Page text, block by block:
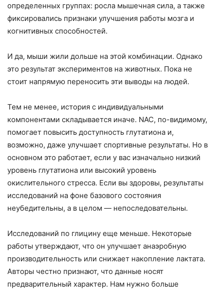
определенных группах: росла мышечная сила, а также
фиксировались признаки улучшения работы мозга и
когнитивных способностей.
И да, мыши жили дольше на этой комбинации. Однако
это результат экспериментов на животных. Пока не
стоит напрямую переносить эти выводы на людей.
Тем не менее, история с индивидуальными
компонентами складывается иначе. NAC, по-видимому,
помогает повысить доступность глутатиона и,
возможно, даже улучшает спортивные результаты. Но в
основном это работает, если у вас изначально низкий
уровень глутатиона или высокий уровень
окислительного стресса. Если вы здоровы, результаты
исследований на фоне базового состояния
неубедительны, а в целом — непоследовательны.
Исследований по глицину еще меньше. Некоторые
работы утверждают, что он улучшает анаэробную
производительность или снижает накопление лактата.
Авторы честно признают, что данные носят
предварительный характер. Нам нужно больше